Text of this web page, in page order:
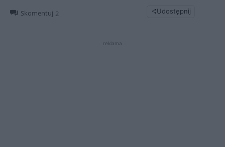
Skomentuj 2 Udostępnij
reklama